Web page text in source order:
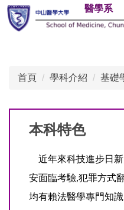
跳
到
醫學系
首頁 學科介紹 基礎
本科特色
近年來科技進步日
安面臨考驗,犯罪方式
均有賴法醫學專門知